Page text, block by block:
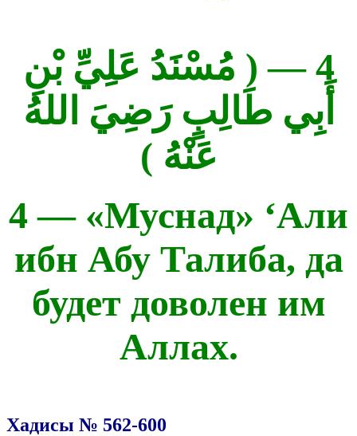
4 — ( مُسْنَدُ عَلِيِّ بْنِ
أَبِي طَالِبٍ رَضِيَ اللهُ
عَنْهُ )
4 — «Муснад» ‘Али
ибн Абу Талиба, да
будет доволен им
Аллах.
Хадисы № 562-600